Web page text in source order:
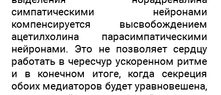
симпатическими нейронами
компенсируется высвобождением
ацетилхолина парасимпатическими
нейронами. Это не позволяет сердцу
работать в чересчур ускоренном ритме
и в конечном итоге, когда секреция
обоих медиаторов будет уравновешена,